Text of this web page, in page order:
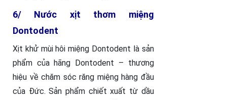
6/ Nước xịt thơm miệng
Dontodent
Xịt khử mùi hôi miệng Dontodent là sản
phẩm của hãng Dontodent – thương
hiệu về chăm sóc răng miệng hàng đầu
của Đức. Sản phẩm chiết xuất từ dầu